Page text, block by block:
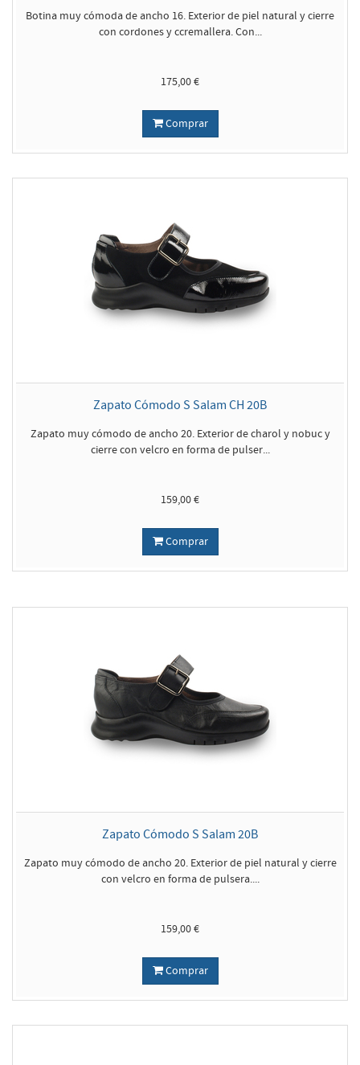
Botina muy cómoda de ancho 16. Exterior de piel natural y cierre
con cordones y ccremallera. Con...
175,00 €
Comprar
Zapato Cómodo S Salam CH 20B
Zapato muy cómodo de ancho 20. Exterior de charol y nobuc y
cierre con velcro en forma de pulser...
159,00 €
Comprar
Zapato Cómodo S Salam 20B
Zapato muy cómodo de ancho 20. Exterior de piel natural y cierre
con velcro en forma de pulsera....
159,00 €
Comprar